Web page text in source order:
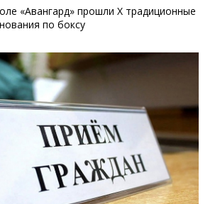
«Авангард» прошли X традиционные
по боксу